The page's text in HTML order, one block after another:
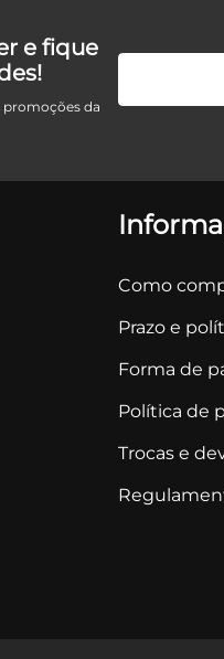
e fique
promoções da
Como
Prazo e
Forma de
Política de
Trocas e